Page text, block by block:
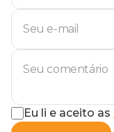
Eu li e aceito as